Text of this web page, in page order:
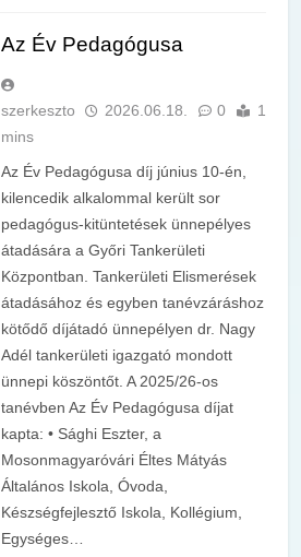
Az Év Pedagógusa
szerkeszto 2026.06.18. 0
1
mins
Az Év Pedagógusa díj június 10-én,
kilencedik alkalommal került sor
pedagógus-kitüntetések ünnepélyes
átadására a Győri Tankerületi
Központban. Tankerületi Elismerések
átadásához és egyben tanévzáráshoz
kötődő díjátadó ünnepélyen dr. Nagy
Adél tankerületi igazgató mondott
ünnepi köszöntőt. A 2025/26-os
tanévben Az Év Pedagógusa díjat
kapta: • Sághi Eszter, a
Mosonmagyaróvári Éltes Mátyás
Általános Iskola, Óvoda,
Készségfejlesztő Iskola, Kollégium,
Egységes…